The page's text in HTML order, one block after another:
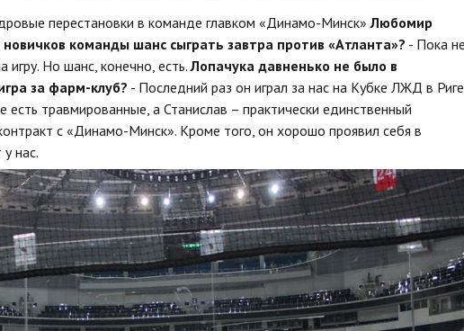
перестановки в команде главком «Динамо-Минск»Любомир
команды шанс сыграть завтра против «Атланта»? - Пока
игру. Но шанс, конечно, есть.Лопачука давненько не было в
за фарм-клуб? - Последний раз он играл за нас на Кубке ЛЖД в
травмированные, а Станислав – практически единственный
с «Динамо-Минск». Кроме того, он хорошо проявил себя в
нас.